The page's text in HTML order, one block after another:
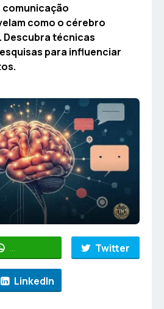
comunicação
como o cérebro
Descubra técnicas
para influenciar
WhatsApp Twitter
LinkedIn